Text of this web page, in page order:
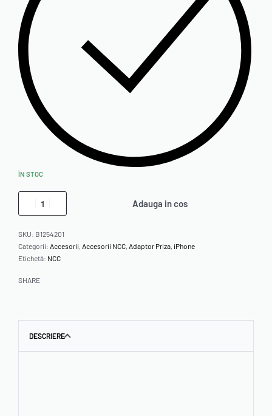
ÎN STOC
Adauga in cos
SKU: B1254201
Categorii: Accesorii, Accesorii NCC, Adaptor Priza, iPhone
Etichetă: NCC
SHARE
DESCRIERE